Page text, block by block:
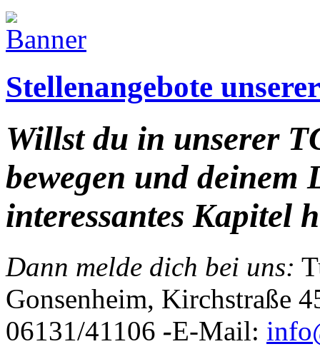
Stellenangebote
Willst du in unserer
bewegen und deinem
interessantes Kapitel
Dann melde dich bei uns:
Gonsenheim, Kirchstraße
06131/41106 -E-Mail: